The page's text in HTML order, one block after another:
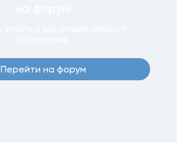
Перейти на форум